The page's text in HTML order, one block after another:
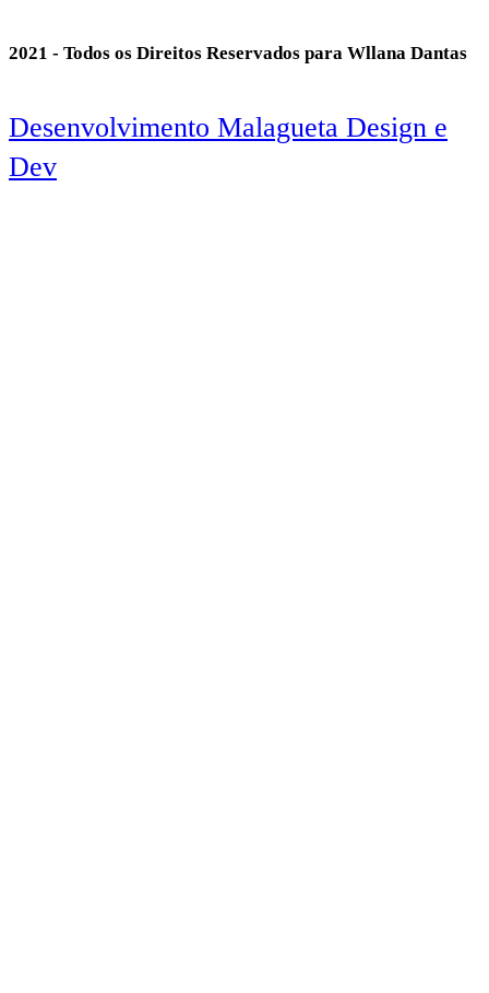
2021 - Todos os Direitos Reservados para Wllana Dantas
Desenvolvimento Malagueta Design e
Dev